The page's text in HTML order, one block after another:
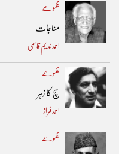
مجموعے
مناجات
احمد ندیم قاسمی
مجموعے
سچ کا زہر
احمد فراز
مجموعے